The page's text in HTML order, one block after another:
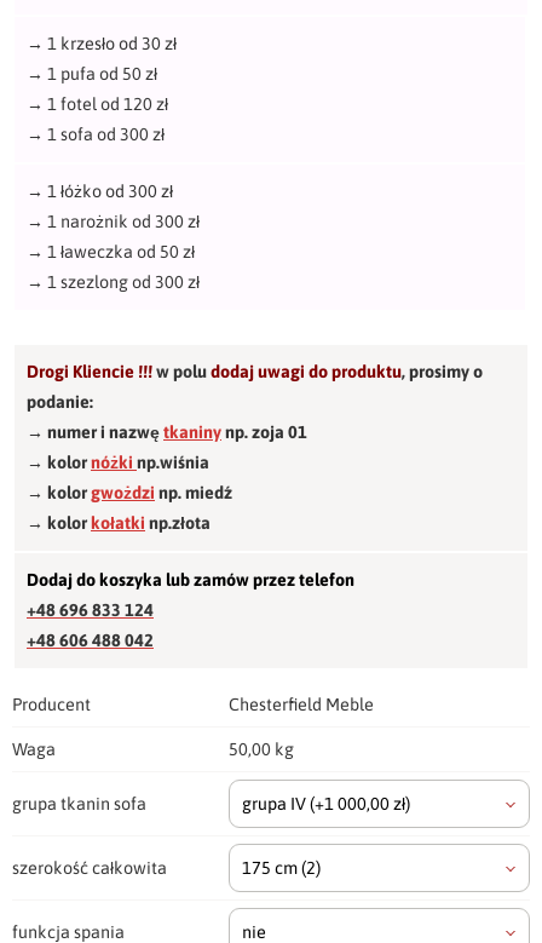
→ 1 krzesło od 30 zł
→ 1 pufa od 50 zł
→ 1 fotel od 120 zł
→ 1 sofa od 300 zł
→ 1 łóżko od 300 zł
→ 1 narożnik od 300 zł
→ 1 ławeczka od 50 zł
→ 1 szezlong od 300 zł
Drogi Kliencie !!!w poludodaj uwagi do produktu,prosimy o
podanie:
→ numer i nazwętkaninynp. zoja 01
→ kolornóżki np.wiśnia
→ kolorgwożdzi np. miedź
→ kolorkołatki np.złota
Dodaj do koszyka lub zamów przez telefon
+48 696 833 124
+48 606 488 042
Producent Chesterfield Meble
Waga 50,00 kg
grupa tkanin sofa grupa IV(+1 000,00 zł)
szerokość całkowita 175 cm(2)
funkcja spania nie